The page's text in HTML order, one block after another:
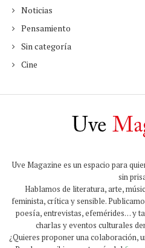
Noticias
Pensamiento
Sin categoría
Cine
Uve Magazine es un espacio para
sin
Hablamos de literatura, arte,
feminista, crítica y sensible.
poesía, entrevistas, efemérides… y
charlas y eventos culturales
¿Quieres proponer una colaboración,